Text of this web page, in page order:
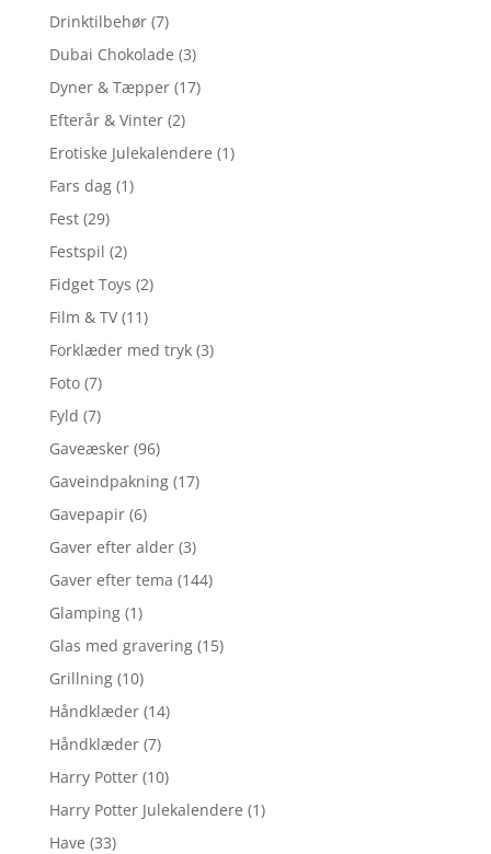
Drinktilbehør (7)
Dubai Chokolade (3)
Dyner & Tæpper (17)
Efterår & Vinter (2)
Erotiske Julekalendere (1)
Fars dag (1)
Fest (29)
Festspil (2)
Fidget Toys (2)
Film & TV (11)
Forklæder med tryk (3)
Foto (7)
Fyld (7)
Gaveæsker (96)
Gaveindpakning (17)
Gavepapir (6)
Gaver efter alder (3)
Gaver efter tema (144)
Glamping (1)
Glas med gravering (15)
Grillning (10)
Håndklæder (14)
Håndklæder (7)
Harry Potter (10)
Harry Potter Julekalendere (1)
Have (33)